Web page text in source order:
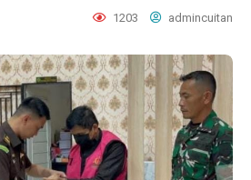
1203 admincuitan